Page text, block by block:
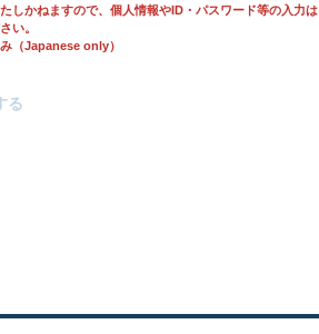
しかねますので、個人情報やID・パスワード等の入力は
い。
（Japanese only）